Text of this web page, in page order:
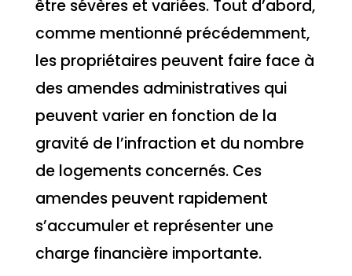
être sévères et variées. Tout d’abord,
comme mentionné précédemment,
les propriétaires peuvent faire face à
des amendes administratives qui
peuvent varier en fonction de la
gravité de l’infraction et du nombre
de logements concernés. Ces
amendes peuvent rapidement
s’accumuler et représenter une
charge financière importante.